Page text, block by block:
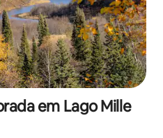
em Lago Mille